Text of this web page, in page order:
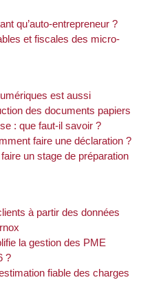
qu’auto-entrepreneur ?
et fiscales des micro-
est aussi
des documents papiers
: que faut-il savoir ?
faire une déclaration ?
un stage de préparation
à partir des données
la gestion des PME
?
fiable des charges